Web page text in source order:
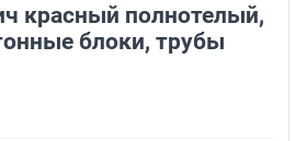
красный полнотелый,
блоки, трубы